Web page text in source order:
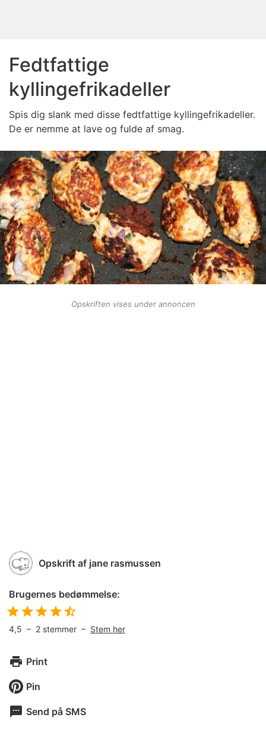
Fedtfattige
kyllingefrikadeller
Spis dig slank med disse fedtfattige kyllingefrikadeller.
De er nemme at lave og fulde af smag.
Opskriften vises under annoncen
Opskrift af jane rasmussen
Brugernes bedømmelse:
4,5 – 2 stemmer – Stem her
Print
Pin
Send på SMS